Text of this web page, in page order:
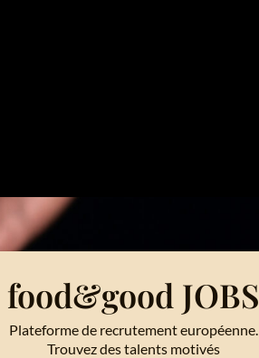
food&good JOBS
Plateforme de recrutement européenne.
Trouvez des talents motivés